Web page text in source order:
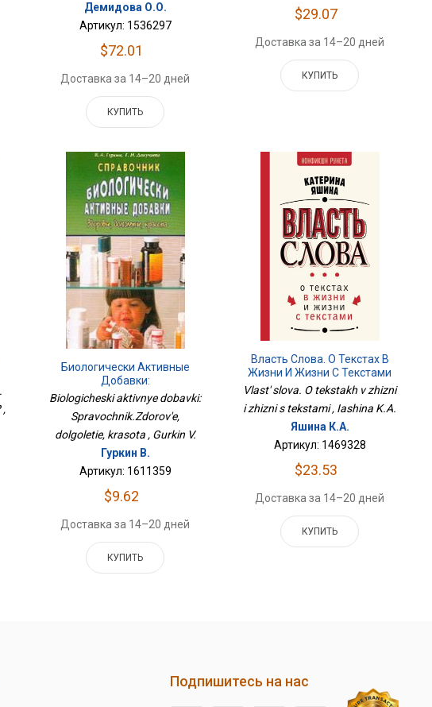
Демидова О.О.
Артикул: 1536297
$72.01
Доставка за 14–20 дней
КУПИТЬ
$29.07
Доставка за 14–20 дней
КУПИТЬ
,
Биологически Активные
Добавки:
Справочник.Здоровье,
Долголетие, Красота
Biologicheski aktivnye dobavki:
Spravochnik.Zdorov'e,
dolgoletie, krasota , Gurkin V.
Гуркин В.
Артикул: 1611359
$9.62
Доставка за 14–20 дней
КУПИТЬ
Власть Слова. О Текстах В
Жизни И Жизни С Текстами
Vlast' slova. O tekstakh v zhizni
i zhizni s tekstami , Iashina K.A.
Яшина К.А.
Артикул: 1469328
$23.53
Доставка за 14–20 дней
КУПИТЬ
Подпишитесь на нас